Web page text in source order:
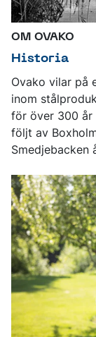
OM OVAKO
Historia
Ovako vilar på
inom
för över 300 år
följt av
Smedjebacken